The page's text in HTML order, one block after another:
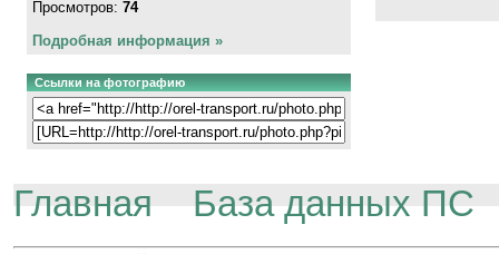
Просмотров: 74
Подробная информация »
Ссылки на фотографию
Главная База данных ПС